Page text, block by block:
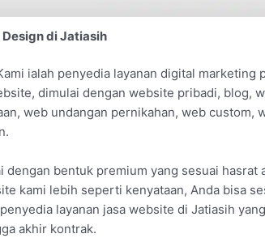
di Jatiasih
ialah penyedia layanan digital marketing
dimulai dengan website pribadi, blog,
web undangan pernikahan, web custom,
bentuk premium yang sesuai hasrat
kami lebih seperti kenyataan, Anda bisa
layanan jasa website di Jatiasih
akhir kontrak.